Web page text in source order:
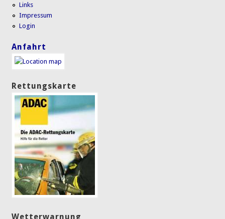
Links
Impressum
Login
Anfahrt
Rettungskarte
Wetterwarnung